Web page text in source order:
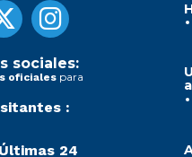
sociales:
oficiales para
:
24